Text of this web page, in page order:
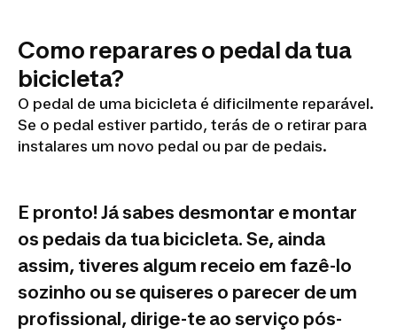
Como reparares o pedal da tua
bicicleta?
O pedal de uma bicicleta é dificilmente reparável.
Se o pedal estiver partido, terás de o retirar para
instalares um novo pedal ou par de pedais.
E pronto! Já sabes desmontar e montar
os pedais da tua bicicleta. Se, ainda
assim, tiveres algum receio em fazê-lo
sozinho ou se quiseres o parecer de um
profissional, dirige-te ao serviço pós-